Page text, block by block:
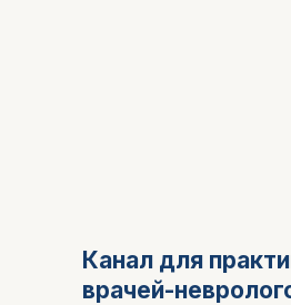
Канал для
врачей-